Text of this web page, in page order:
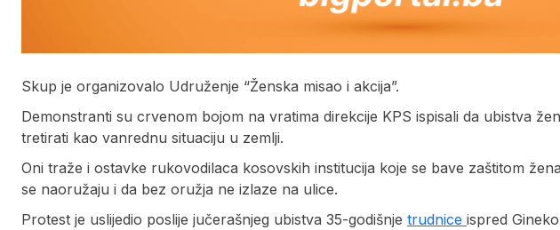
Skup je organizovalo Udruženje “Ženska misao i akcija”.
Demonstranti su crvenom bojom na vratima direkcije KPS ispisali da ubistva
tretirati kao vanrednu situaciju u zemlji.
Oni traže i ostavke rukovodilaca kosovskih institucija koje se bave zaštitom
se naoružaju i da bez oružja ne izlaze na ulice.
Protest je uslijedio poslije jučerašnjeg ubistva 35-godišnje trudnice ispred